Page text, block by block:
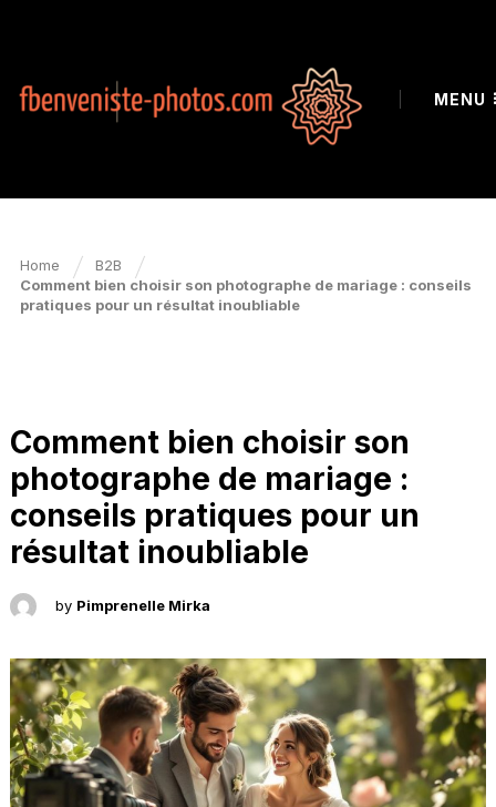
MENU
Home
B2B
Comment bien choisir son photographe de mariage : conseils
pratiques pour un résultat inoubliable
Comment bien choisir son
photographe de mariage :
conseils pratiques pour un
résultat inoubliable
by Pimprenelle Mirka